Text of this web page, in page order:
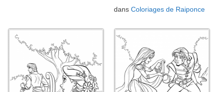
dans Coloriages de Raiponce